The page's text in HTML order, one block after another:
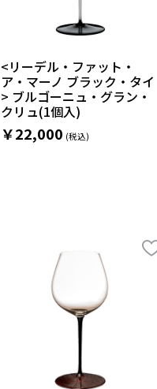
<リーデル・ファット・
ア・マーノ ブラック・タイ
> ブルゴーニュ・グラン・
クリュ(1個入)
￥22,000